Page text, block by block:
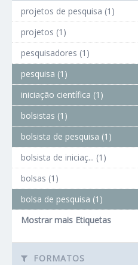
projetos de pesquisa (1)
projetos (1)
pesquisadores (1)
pesquisa (1)
iniciação científica (1)
bolsistas (1)
bolsista de pesquisa (1)
bolsista de iniciaç... (1)
bolsas (1)
bolsa de pesquisa (1)
Mostrar mais Etiquetas
FORMATOS